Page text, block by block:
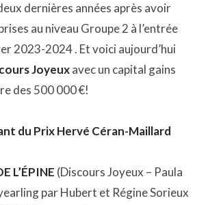
dernières années après avoir
au niveau Groupe 2 à l’entrée
2023-2024 . Et voici aujourd’hui
Joyeuxavec un capital gains
des 500 000 €!
du Prix Hervé Céran-Maillard
L’ÉPINE (Discours Joyeux – Paula
par Hubert et Régine Sorieux